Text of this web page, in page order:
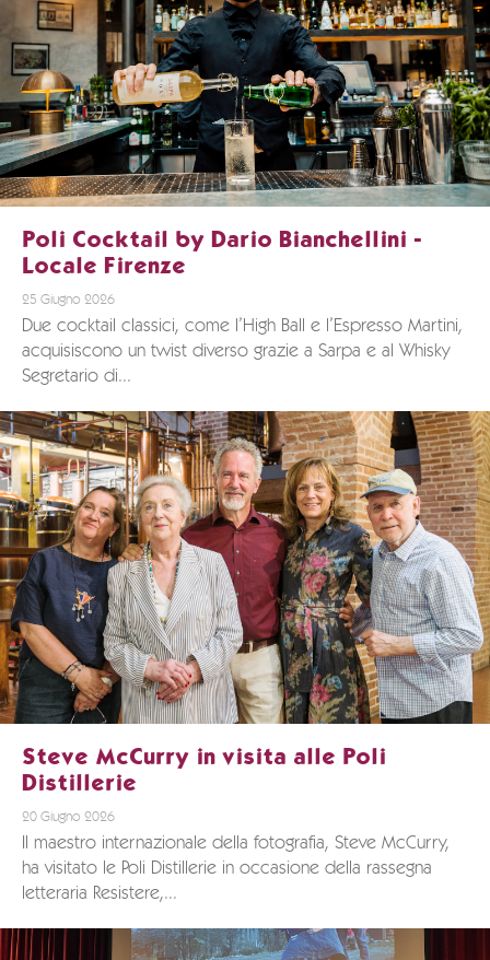
Poli Cocktail by Dario Bianchellini -
Locale Firenze
25 Giugno 2026
Due cocktail classici, come l’High Ball e l’Espresso Martini,
acquisiscono un twist diverso grazie a Sarpa e al Whisky
Segretario di...
Steve McCurry in visita alle Poli
Distillerie
20 Giugno 2026
Il maestro internazionale della fotografia, Steve McCurry,
ha visitato le Poli Distillerie in occasione della rassegna
letteraria Resistere,...